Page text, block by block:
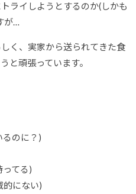
ライしようとするのか(しかも
が…
く、実家から送られてきた食
と頑張っています。
るのに？)
ってる)
的にない)